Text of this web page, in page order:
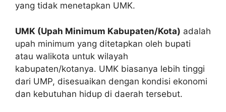
yang tidak menetapkan UMK.
UMK (Upah Minimum Kabupaten/Kota) adalah
upah minimum yang ditetapkan oleh bupati
atau walikota untuk wilayah
kabupaten/kotanya. UMK biasanya lebih tinggi
dari UMP, disesuaikan dengan kondisi ekonomi
dan kebutuhan hidup di daerah tersebut.